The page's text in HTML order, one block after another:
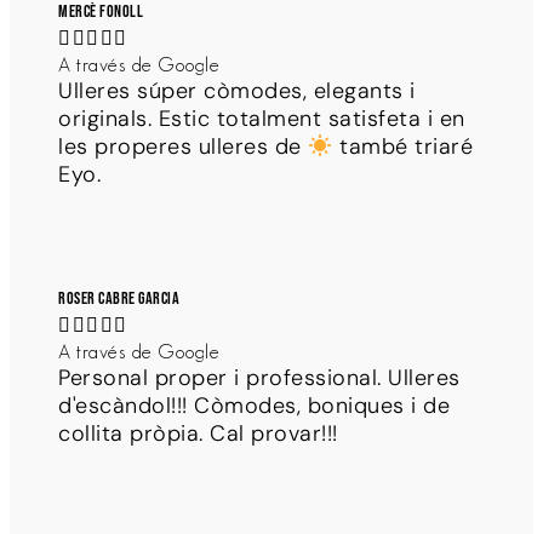
Mercè Fonoll
    
A través de Google
Ulleres súper còmodes, elegants i
originals. Estic totalment satisfeta i en
les properes ulleres de
també triaré
Eyo.
Roser Cabre Garcia
    
A través de Google
Personal proper i professional. Ulleres
d'escàndol!!! Còmodes, boniques i de
collita pròpia. Cal provar!!!